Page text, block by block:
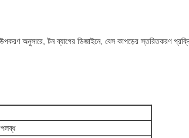
অনুসারে, টন ব্যাগের ডিজাইনে, বেস কাপড়ের স্তরিতকরণ